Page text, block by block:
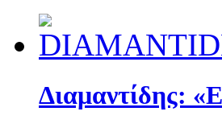
Διαμαντίδης: